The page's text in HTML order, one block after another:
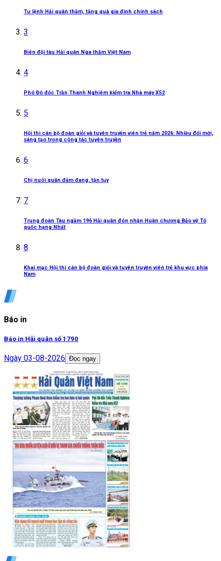
Tư lệnh Hải quân thăm, tặng quà gia đình chính sách
3
Biên đội tàu Hải quân Nga thăm Việt Nam
4
Phó Đô đốc Trần Thanh Nghiêm kiểm tra Nhà máy X52
5
Hội thi cán bộ đoàn giỏi và tuyên truyền viên trẻ năm 2026: Nhiều đổi mới,
sáng tạo trong công tác tuyên truyền
6
Chị nuôi quân đảm đang, tận tụy
7
Trung đoàn Tàu ngầm 196 Hải quân đón nhận Huân chương Bảo vệ Tổ
quốc hạng Nhất
8
Khai mạc Hội thi cán bộ đoàn giỏi và tuyên truyền viên trẻ khu vực phía
Nam
Báo in
Báo in Hải quân số 1790
Ngày 03-08-2026 Đọc ngay